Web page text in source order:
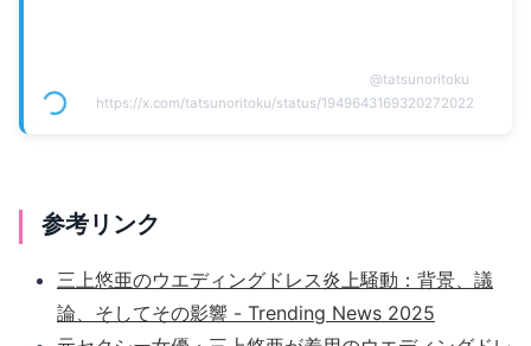
@tatsunoritoku
https://x.com/tatsunoritoku/status/1949643169320272022
参考リンク
三上悠亜のウエディングドレス炎上騒動：背景、議
論、そしてその影響 - Trending News 2025